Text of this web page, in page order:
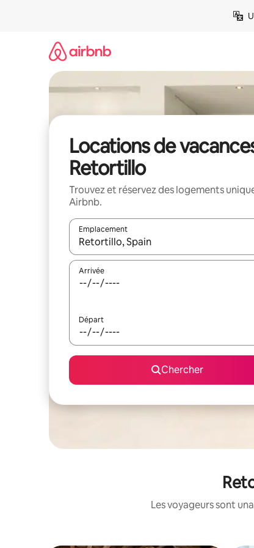
Locations de
Retortillo
Trouvez et réservez des logements
Airbnb.
Emplacement
Quand les résultats sont affichés,
Arrivée
Départ
Chercher
Les voyageurs sont